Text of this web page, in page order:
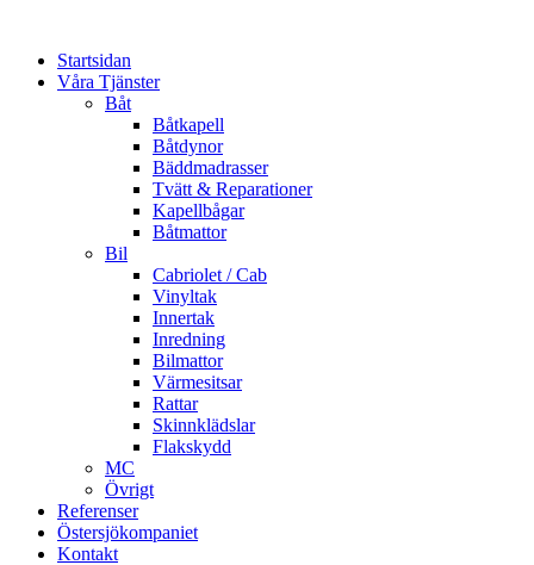
Startsidan
Våra Tjänster
Båt
Båtkapell
Båtdynor
Bäddmadrasser
Tvätt & Reparationer
Kapellbågar
Båtmattor
Bil
Cabriolet / Cab
Vinyltak
Innertak
Inredning
Bilmattor
Värmesitsar
Rattar
Skinnklädslar
Flakskydd
MC
Övrigt
Referenser
Östersjökompaniet
Kontakt